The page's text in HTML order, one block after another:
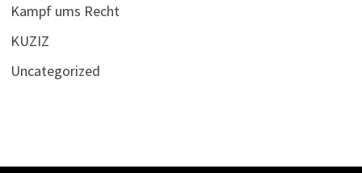
Kampf ums Recht
KUZIZ
Uncategorized